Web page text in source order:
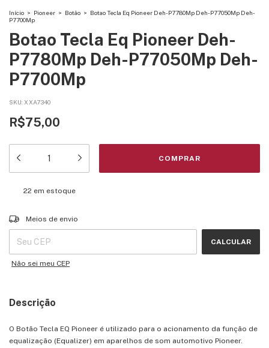
Início > Pioneer > Botão > Botao Tecla Eq Pioneer Deh-P7780Mp Deh-P77050Mp Deh-
P7700Mp
Botao Tecla Eq Pioneer Deh-
P7780Mp Deh-P77050Mp Deh-
P7700Mp
SKU: XXA7340
R$75,00
22 em estoque
Entregas para o CEP:
Meios de envio
CALCULAR
Não sei meu CEP
Descrição
O Botão Tecla EQ Pioneer é utilizado para o acionamento da função de
equalização (Equalizer) em aparelhos de som automotivo Pioneer.